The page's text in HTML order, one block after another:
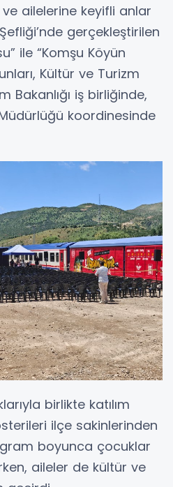
ailelerine keyifli anlar
gerçekleştirilen
ile “Komşu Köyün
Kültür ve Turizm
Bakanlığı iş birliğinde,
koordinesinde
birlikte katılım
ilçe sakinlerinden
boyunca çocuklar
aileler de kültür ve